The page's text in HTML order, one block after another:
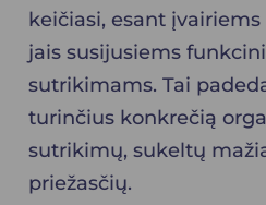
keičiasi, esant
jais susijusiems
sutrikimams. Tai
turinčius konkrečią
sutrikimų, sukeltų
priežasčių.